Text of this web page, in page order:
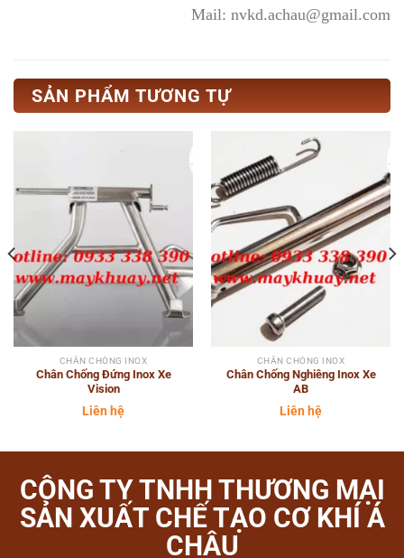
Mail: nvkd.achau@gmail.com
SẢN PHẨM TƯƠNG TỰ
CHÂN CHÓNG INOX
Chân Chống Đứng Inox Xe
Vision
Liên hệ
CHÂN CHÓNG INOX
Chân Chống Nghiêng Inox Xe
AB
Liên hệ
CÔNG TY TNHH THƯƠNG MẠI
SẢN XUẤT CHẾ TẠO CƠ KHÍ Á
CHÂU